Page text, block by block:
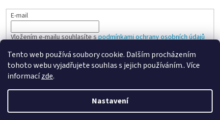
Tento web používá soubory cookie. Dalším procházením
tohoto webu vyjadřujete souhlas s jejich používáním.. Více
informacízde.
Nastavení
E-mail
Vložením e-mailu souhlasíte spodmínkami ochrany osobních údajů
PŘIHLÁSIT SE
Vytvořil Shoptet